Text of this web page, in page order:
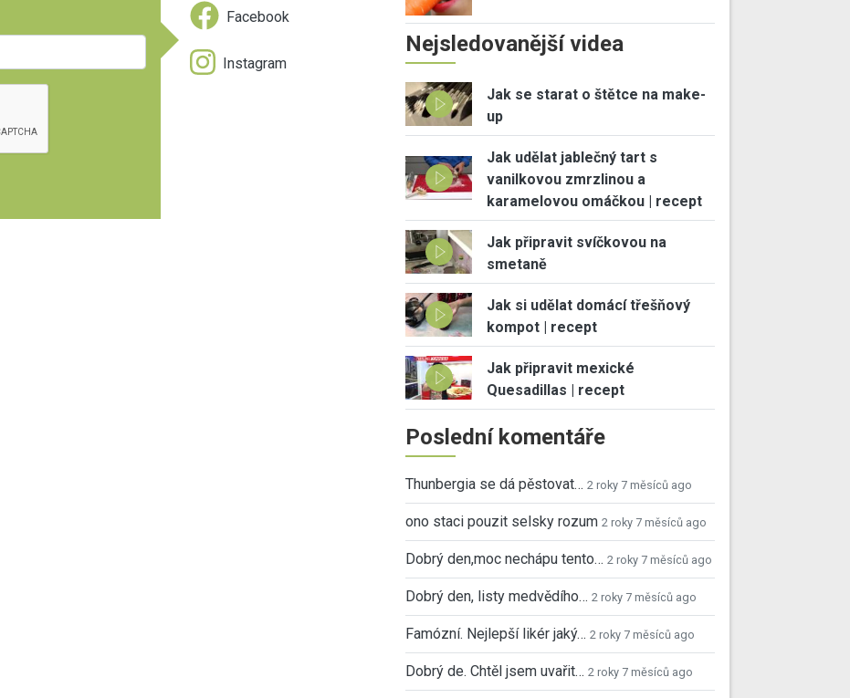
Facebook
Instagram
Nejsledovanější videa
Jak se starat o štětce na make-
up
Jak udělat jablečný tart s
vanilkovou zmrzlinou a
karamelovou omáčkou | recept
Jak připravit svíčkovou na
smetaně
Jak si udělat domácí třešňový
kompot | recept
Jak připravit mexické
Quesadillas | recept
Poslední komentáře
Thunbergia se dá pěstovat… 2 roky 7 měsíců ago
ono staci pouzit selsky rozum 2 roky 7 měsíců ago
Dobrý den,moc nechápu tento… 2 roky 7 měsíců ago
Dobrý den, listy medvědího… 2 roky 7 měsíců ago
Famózní. Nejlepší likér jaký… 2 roky 7 měsíců ago
Dobrý de. Chtěl jsem uvařit… 2 roky 7 měsíců ago